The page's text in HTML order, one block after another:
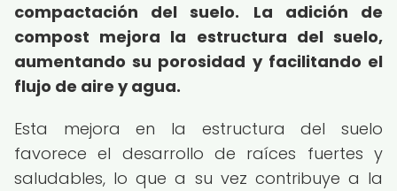
compactación del suelo.
La adición de
compost mejora la estructura del suelo,
aumentando su porosidad y facilitando el
flujo de aire y agua.
Esta mejora en la estructura del suelo
favorece el desarrollo de raíces fuertes y
saludables, lo que a su vez contribuye a la